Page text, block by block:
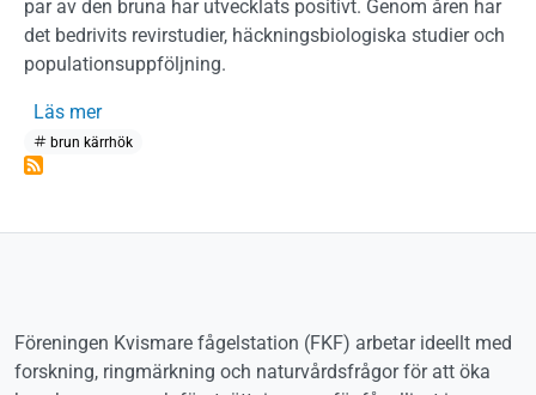
par av den bruna har utvecklats positivt. Genom åren har
det bedrivits revirstudier, häckningsbiologiska studier och
populationsuppföljning.
Läs merom Brun kärrhök
brun kärrhök
Föreningen Kvismare fågelstation (FKF) arbetar ideellt med
forskning, ringmärkning och naturvårdsfrågor för att öka